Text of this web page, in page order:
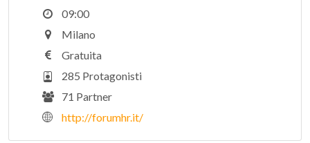
09:00
Milano
Gratuita
285 Protagonisti
71 Partner
http://forumhr.it/